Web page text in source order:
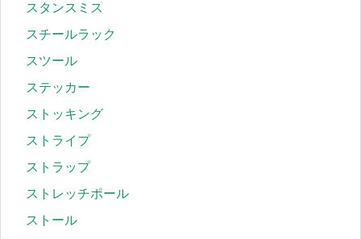
スタンスミス
スチールラック
スツール
ステッカー
ストッキング
ストライプ
ストラップ
ストレッチポール
ストール